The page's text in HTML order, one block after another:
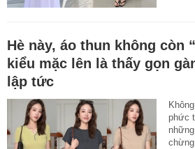
Hè này, áo thun không còn
kiểu mặc lên là thấy gọn
lập tức
phức